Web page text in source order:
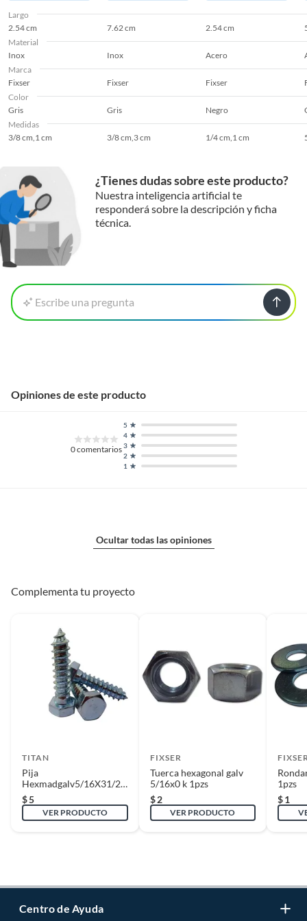
Largo
2.54 cm
7.62 cm 2.54 cm
Material
Inox
Inox Acero
Marca
Fixser
Fixser Fixser
Color
Gris
Gris Negro
Medidas
3/8 cm,1 cm
3/8 cm,3 cm 1/4 cm,1 cm
¿Tienes dudas sobre este producto?
Nuestra inteligencia artificial te
responderá sobre la descripción y ficha
técnica.
Escribe una pregunta
Opiniones de este producto
0comentarios
1
2
3
4
5
Ocultar todas las opiniones
Complementa tu proyecto
TITAN
Pija
Hexmadgalv5/16X31/2
K 1P
$5
VER PRODUCTO
FIXSER
Tuerca hexagonal galv
5/16x0 k 1pzs
$ 2
VER PRODUCTO
1pzs
$1
Centro de Ayuda